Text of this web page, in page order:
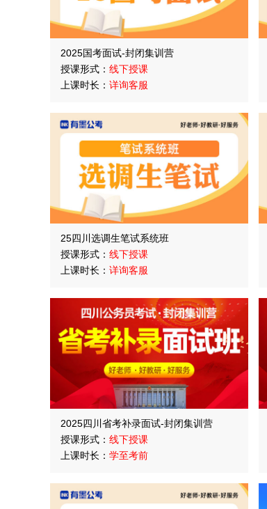
2025国考面试-封闭集训营
授课形式： 线下授课
上课时长： 详询客服
25四川选调生笔试系统班
授课形式： 线下授课
上课时长： 详询客服
2025四川省考补录面试-封闭集训营
授课形式： 线下授课
上课时长： 学至考前